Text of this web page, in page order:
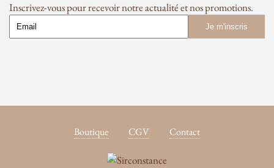
Inscrivez-vous pour recevoir notre actualité et nos promotions.
Boutique CGV Contact